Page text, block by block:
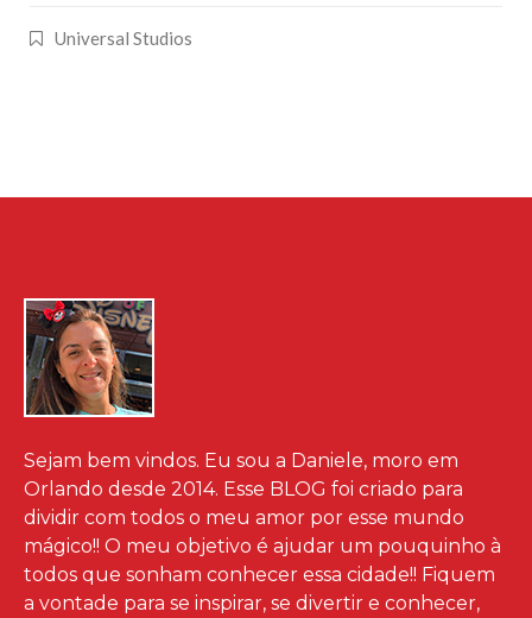
Universal Studios
Sejam bem vindos. Eu sou a Daniele, moro em
Orlando desde 2014. Esse BLOG foi criado para
dividir com todos o meu amor por esse mundo
mágico!! O meu objetivo é ajudar um pouquinho à
todos que sonham conhecer essa cidade!! Fiquem
a vontade para se inspirar, se divertir e conhecer,